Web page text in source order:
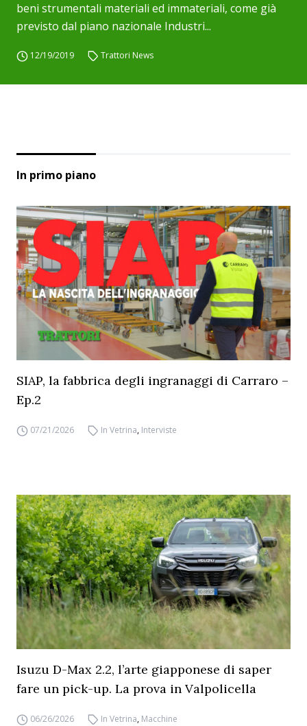
beni strumentali materiali ed immateriali, come già
previsto dal piano nazionale Industri...
12/19/2019 Trattori News
In primo piano
SIAP, la fabbrica degli ingranaggi di Carraro –
Ep.2
07/21/2026 In Vetrina, Interviste
Isuzu D-Max 2.2, l’arte giapponese di saper
fare un pick-up. La prova in Valpolicella
06/26/2026 In Vetrina, Macchine